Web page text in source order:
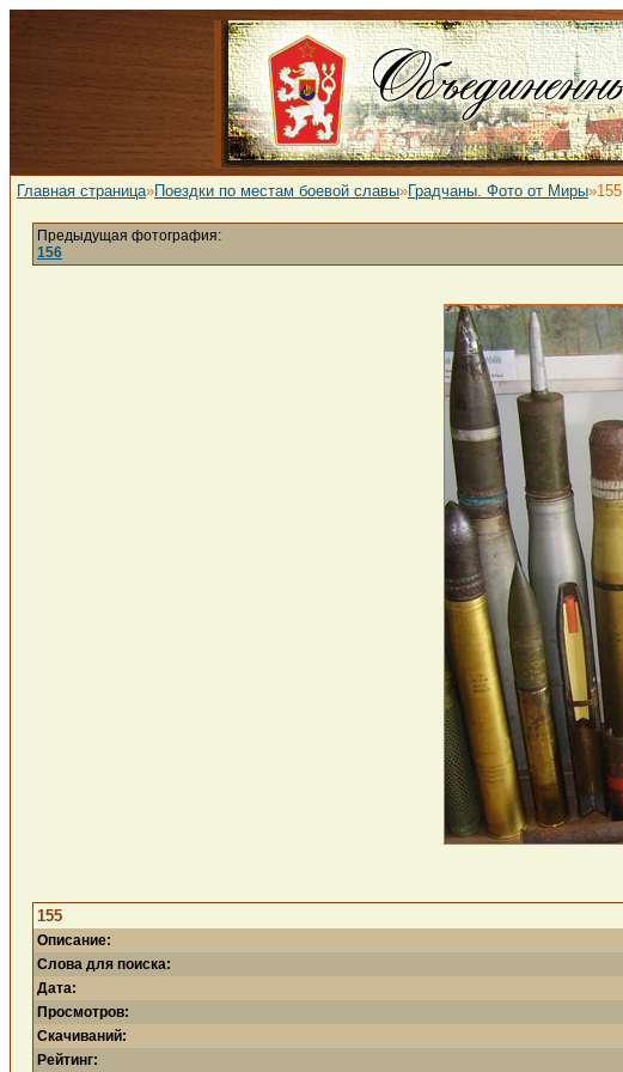
Главная страница»Поездки по местам боевой славы»Градчаны. Фото от Миры»155
Предыдущая фотография:
156
155
Описание:
Слова для поиска:
Дата:
Просмотров:
Скачиваний:
Рейтинг: